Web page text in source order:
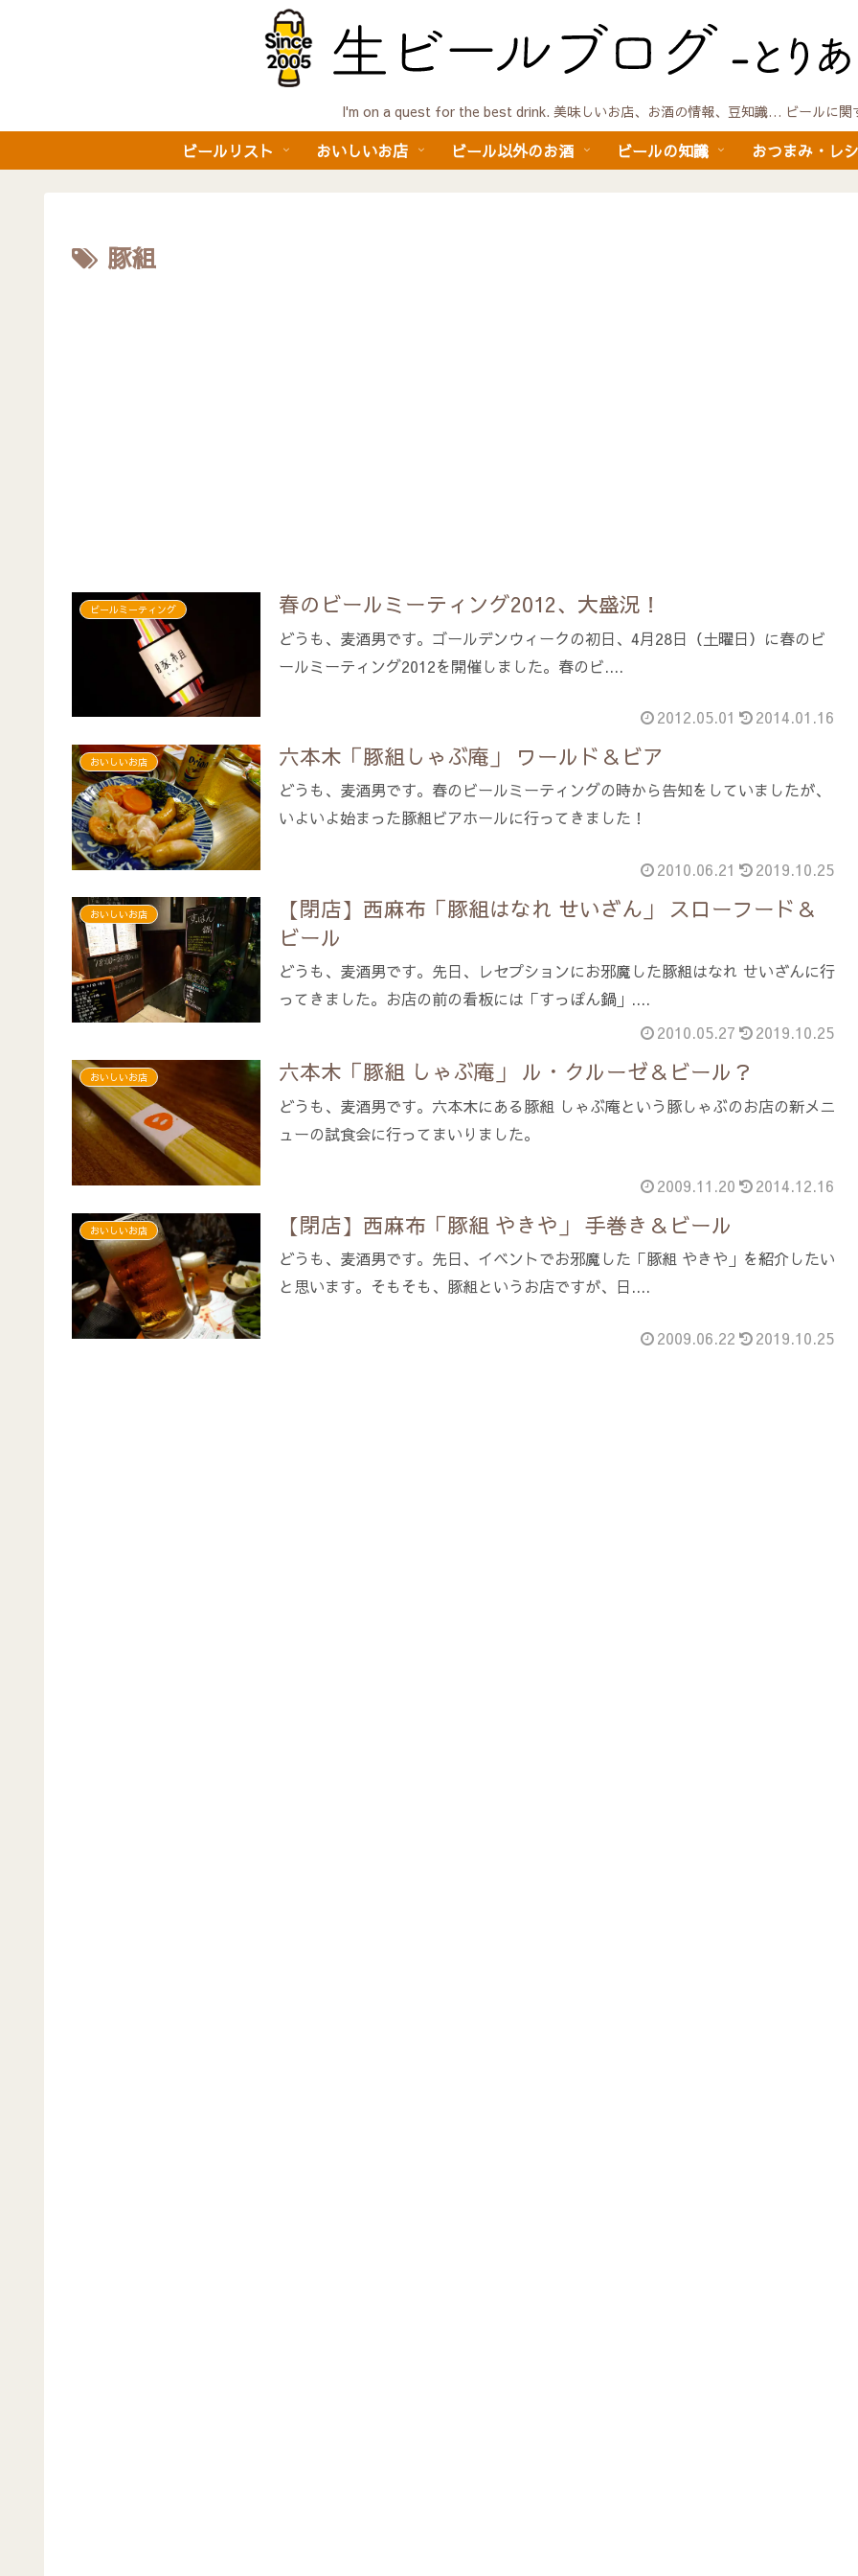
I'm on a quest for the best drink. 美味しいお店、お酒の情報、豆知識… ビールに関
ビールリスト おいしいお店 ビール以外のお酒 ビールの知識 おつまみ・レ
豚組
ビールミーティング 春のビールミーティング2012、大盛況！
どうも、麦酒男です。ゴールデンウィークの初日、4月28日（土曜日）に春のビ
ールミーティング2012を開催しました。春のビ....
2012.05.01 2014.01.16
おいしいお店 六本木「豚組しゃぶ庵」 ワールド＆ビア
どうも、麦酒男です。春のビールミーティングの時から告知をしていましたが、
いよいよ始まった豚組ビアホールに行ってきました！
2010.06.21 2019.10.25
おいしいお店
【閉店】西麻布「豚組はなれ せいざん」 スローフード＆
ビール
どうも、麦酒男です。先日、レセプションにお邪魔した豚組はなれ せいざんに行
ってきました。お店の前の看板には「すっぽん鍋」....
2010.05.27
2019.10.25
おいしいお店 六本木「豚組 しゃぶ庵」 ル・クルーゼ＆ビール？
どうも、麦酒男です。六本木にある豚組 しゃぶ庵という豚しゃぶのお店の新メニ
ューの試食会に行ってまいりました。
2009.11.20 2014.12.16
おいしいお店 【閉店】西麻布「豚組 やきや」 手巻き＆ビール
どうも、麦酒男です。先日、イベントでお邪魔した「豚組 やきや」を紹介したい
と思います。そもそも、豚組というお店ですが、日....
2009.06.22 2019.10.25